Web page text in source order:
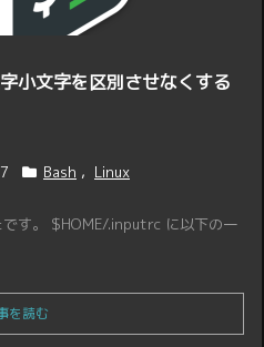
小文字を区別させなくする
Bash , Linux
す。 $HOME/.inputrc に以下の一
を読む